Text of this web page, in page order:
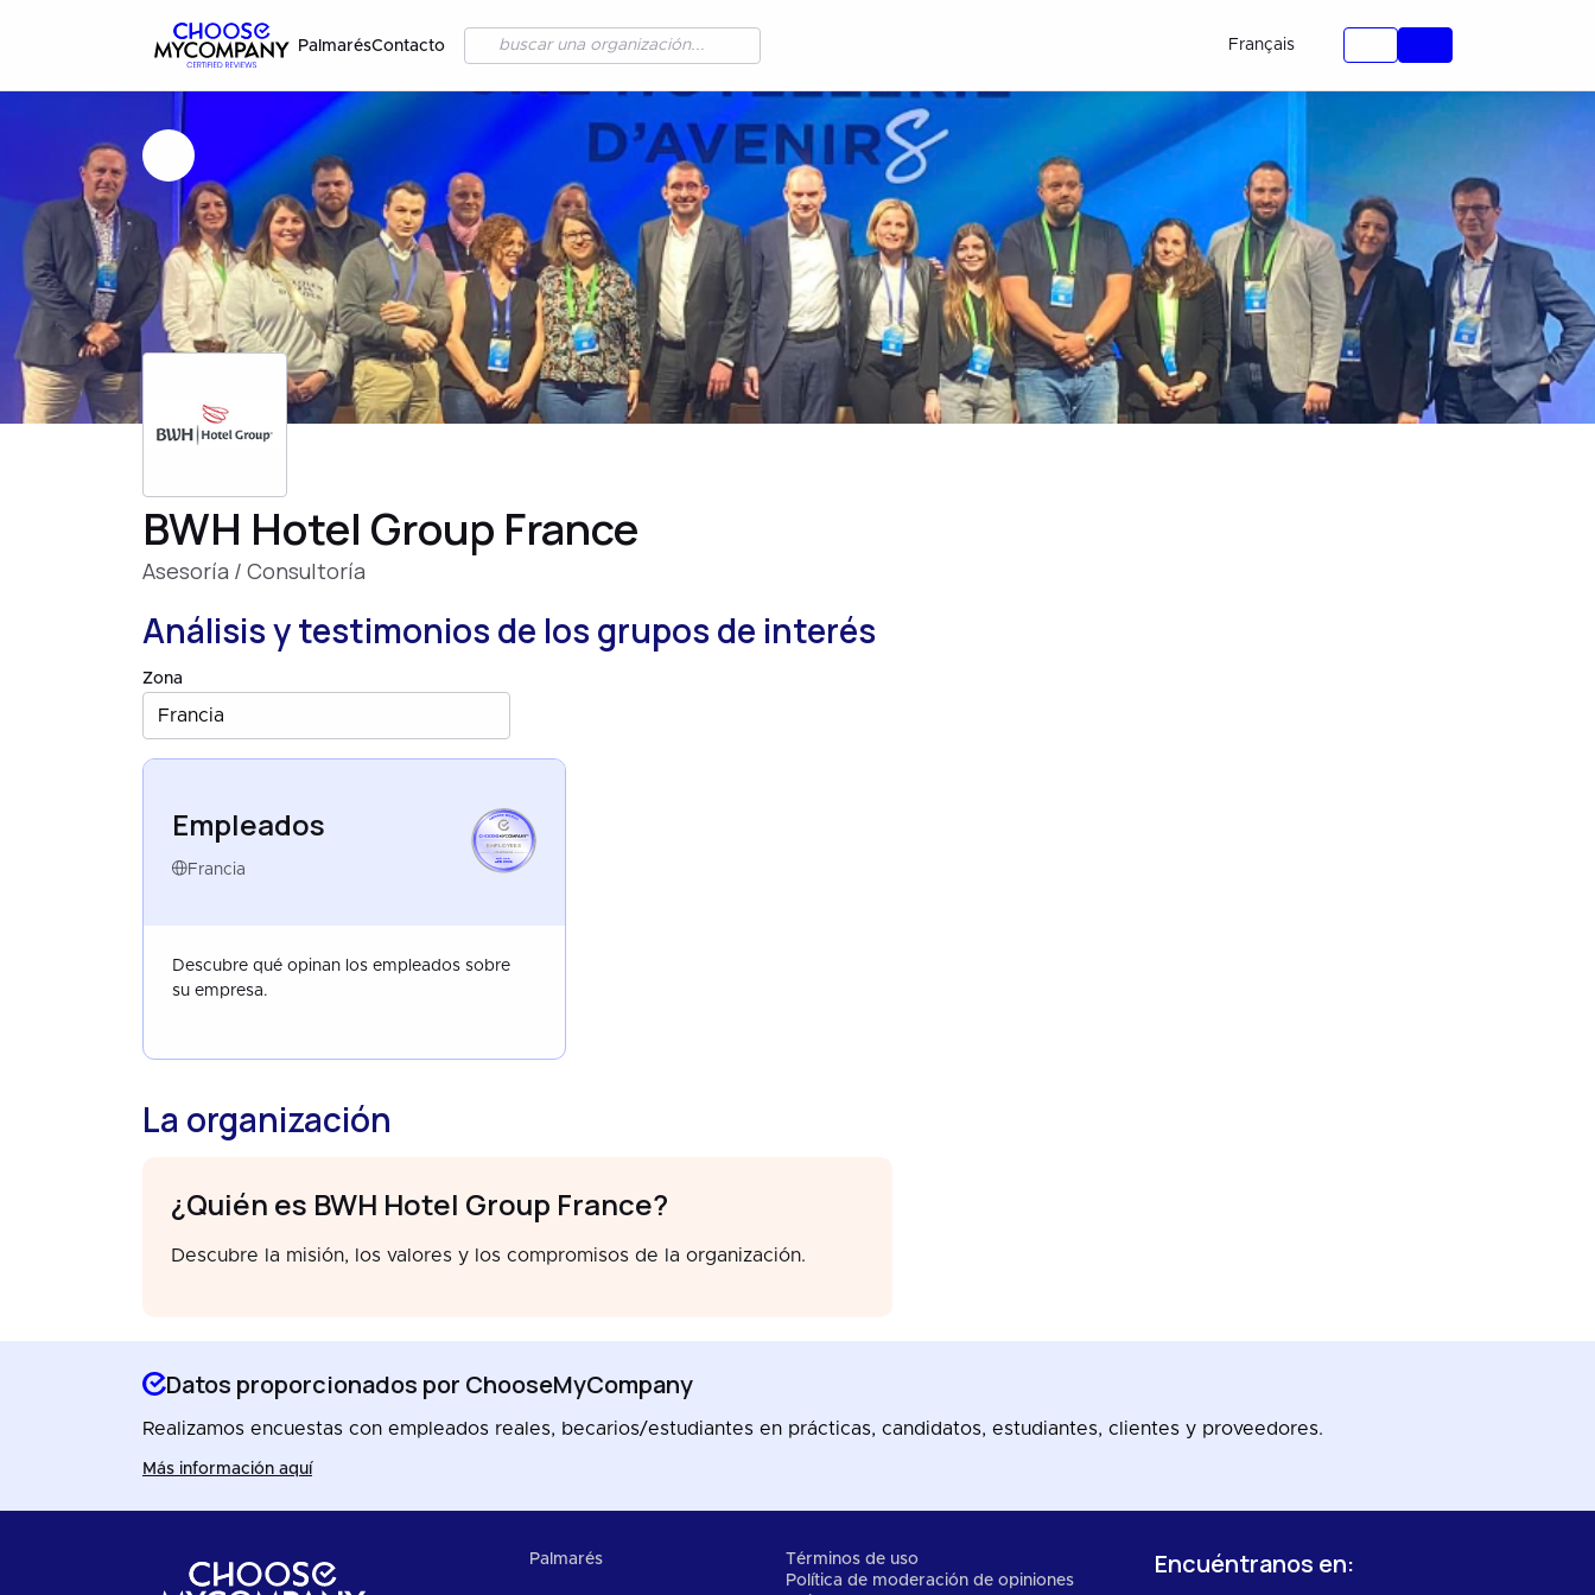
PalmarésContacto Français
BWH Hotel Group France
Asesoría / Consultoría
Análisis y testimonios de los grupos de interés
Zona
Francia
Empleados
Francia
EMPLOYEES
FRANCE
APR 2026
Descubre qué opinan los empleados sobre
su empresa.
La organización
¿Quién es BWH Hotel Group France?
Descubre la misión, los valores y los compromisos de la organización.
Datos proporcionados por ChooseMyCompany
Realizamos encuestas con empleados reales, becarios/estudiantes en prácticas, candidatos, estudiantes, clientes y proveedores.
Más información aquí
Palmarés
Términos de uso
Política de moderación de opiniones
Encuéntranos en: